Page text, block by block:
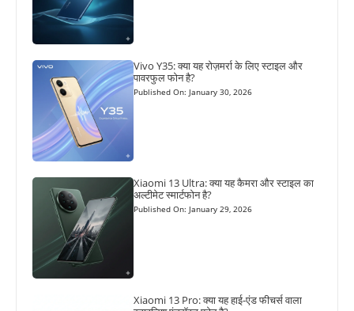
Vivo Y35: क्या यह रोज़मर्रा के लिए स्टाइल और
पावरफुल फोन है?
Published On: January 30, 2026
Xiaomi 13 Ultra: क्या यह कैमरा और स्टाइल का
अल्टीमेट स्मार्टफोन है?
Published On: January 29, 2026
Xiaomi 13 Pro: क्या यह हाई-एंड फीचर्स वाला